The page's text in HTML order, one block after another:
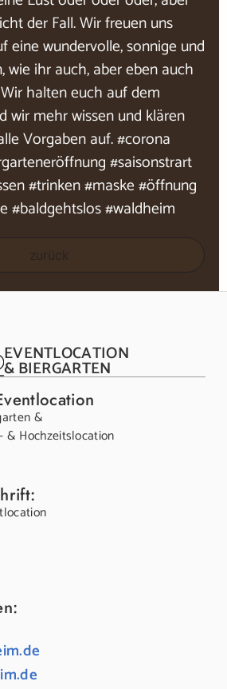
der Fall. Wir freuen uns
eine wundervolle, sonnige und
wie ihr auch, aber eben auch
halten euch auf dem
wir mehr wissen und klären
Vorgaben auf. #corona
#saisonstrart
#trinken #maske #öffnung
#baldgehtslos #waldheim
zurück
EVENTLOCATION
& BIERGARTEN
&
& Hochzeitslocation